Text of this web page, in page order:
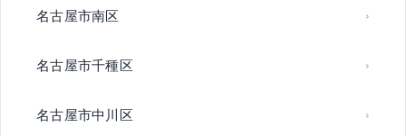
名古屋市南区
名古屋市千種区
名古屋市中川区